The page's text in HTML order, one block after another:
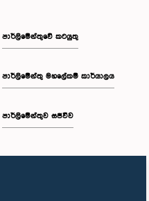
පාර්ලිමේන්තුවේ කටයුතු
පාර්ලිමේන්තු මහලේකම් කාර්යාලය
පාර්ලිමේන්තුව සජීවීව